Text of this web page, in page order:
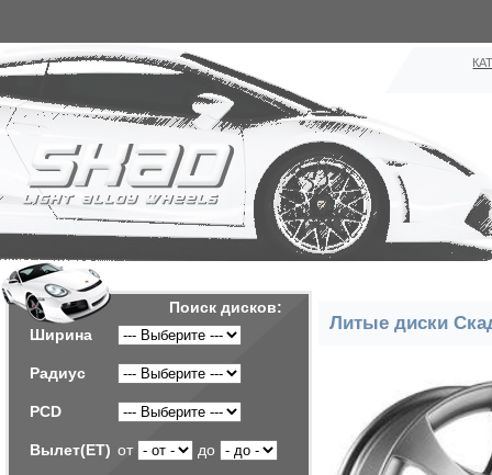
Поиск дисков:
Ширина
Радиус
PCD
Вылет(ET) от до
Литые диски